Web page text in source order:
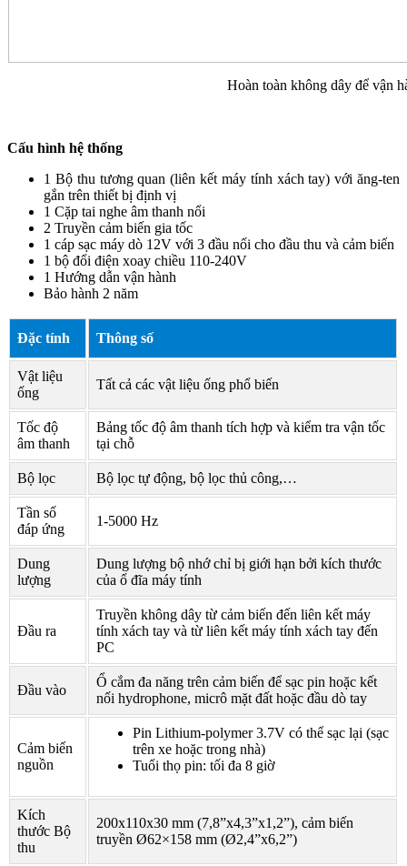
Hoàn toàn không dây để vận
Cấu hình hệ thống
1 Bộ thu tương quan (liên kết máy tính xách tay) với ăng-ten
gắn trên thiết bị định vị
1 Cặp tai nghe âm thanh nổi
2 Truyền cảm biến gia tốc
1 cáp sạc máy dò 12V với 3 đầu nối cho đầu thu và cảm biến
1 bộ đổi điện xoay chiều 110-240V
1 Hướng dẫn vận hành
Bảo hành 2 năm
Đặc tính Thông số
Vật liệu
ống
Tất cả các vật liệu ống phổ biến
Tốc độ
âm thanh
Bảng tốc độ âm thanh tích hợp và kiểm tra vận tốc
tại chỗ
Bộ lọc Bộ lọc tự động, bộ lọc thủ công,…
Tần số
đáp ứng
1-5000 Hz
Dung
lượng
Dung lượng bộ nhớ chỉ bị giới hạn bởi kích thước
của ổ đĩa máy tính
Đầu ra
Truyền không dây từ cảm biến đến liên kết máy
tính xách tay và từ liên kết máy tính xách tay đến
PC
Đầu vào
Ổ cắm đa năng trên cảm biến để sạc pin hoặc kết
nối hydrophone, micrô mặt đất hoặc đầu dò tay
Cảm biến
nguồn
Pin Lithium-polymer 3.7V có thể sạc lại (sạc
trên xe hoặc trong nhà)
Tuổi thọ pin: tối đa 8 giờ
Kích
thước Bộ
thu
200x110x30 mm (7,8”x4,3”x1,2”), cảm biến
truyền Ø62×158 mm (Ø2,4”x6,2”)